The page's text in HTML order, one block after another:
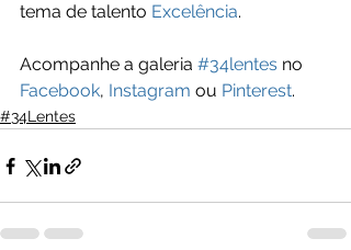
tema de talento Excelência.
Acompanhe a galeria #34lentes no
Facebook, Instagram ou Pinterest.
#34Lentes